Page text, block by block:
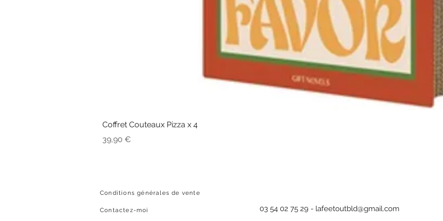
Coffret Couteaux Pizza x 4
Prix
39,90 €
Conditions générales de vente
Contactez-moi 03 54 02 75 29 - lafeetoutbld@gmail.com